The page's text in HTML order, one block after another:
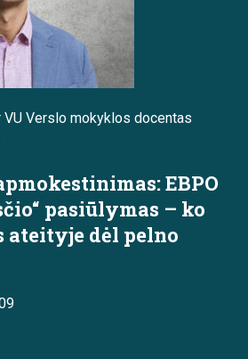
Verslo mokyklos docentas
EBPO
pasiūlymas – ko
dėl pelno